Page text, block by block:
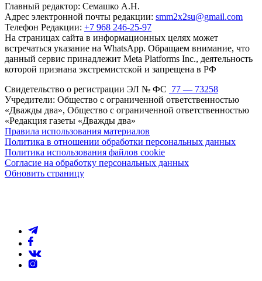
Главный редактор: Семашко А.Н.
Адрес электронной почты редакции: smm2x2su@gmail.com
Телефон Редакции: +7 968 246-25-97
На страницах сайта в информационных целях может
встречаться указание на WhatsApp. Обращаем внимание, что
данный сервис принадлежит Meta Platforms Inc., деятельность
которой признана экстремистской и запрещена в РФ
Свидетельство о регистрации ЭЛ № ФС 77 — 73258
Учредители: Общество с ограниченной ответственностью
«Дважды два», Общество с ограниченной ответственностью
«Редакция газеты «Дважды два»
Правила использования материалов
Политика в отношении обработки персональных данных
Политика использования файлов cookie
Согласие на обработку персональных данных
Обновить страницу